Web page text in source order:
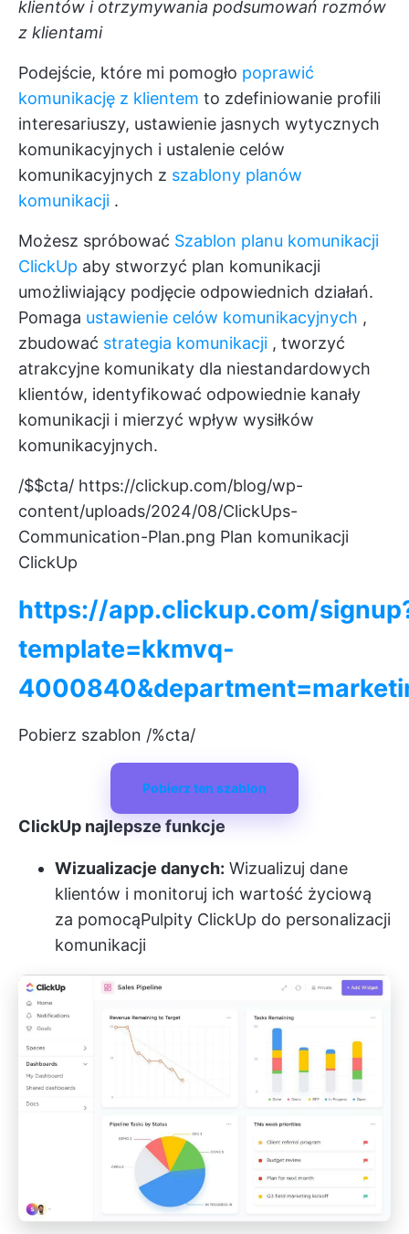
klientów i otrzymywania podsumowań rozmów
z klientami
Podejście, które mi pomogło poprawić
komunikację z klientem to zdefiniowanie profili
interesariuszy, ustawienie jasnych wytycznych
komunikacyjnych i ustalenie celów
komunikacyjnych z szablony planów
komunikacji .
Możesz spróbować Szablon planu komunikacji
ClickUp aby stworzyć plan komunikacji
umożliwiający podjęcie odpowiednich działań.
Pomaga ustawienie celów komunikacyjnych ,
zbudować strategia komunikacji , tworzyć
atrakcyjne komunikaty dla niestandardowych
klientów, identyfikować odpowiednie kanały
komunikacji i mierzyć wpływ wysiłków
komunikacyjnych.
/$$cta/ https://clickup.com/blog/wp-
content/uploads/2024/08/ClickUps-
Communication-Plan.png Plan komunikacji
ClickUp
https://app.clickup.com/
template=kkmvq-
Pobierz szablon /%cta/
Pobierz ten szablon
ClickUp najlepsze funkcje
Wizualizacje danych: Wizualizuj dane
klientów i monitoruj ich wartość życiową
za pomocąPulpity ClickUp do personalizacji
komunikacji